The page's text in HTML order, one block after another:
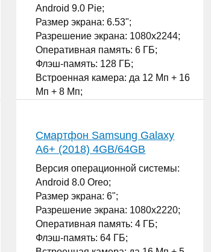
Android 9.0 Pie;
Размер экрана: 6.53";
Разрешение экрана: 1080x2244;
Оперативная память: 6 ГБ;
Флэш-память: 128 ГБ;
Встроенная камера: да 12 Мп + 16
Мп + 8 Мп;
Смартфон Samsung Galaxy
A6+ (2018) 4GB/64GB
Версия операционной системы:
Android 8.0 Oreo;
Размер экрана: 6";
Разрешение экрана: 1080x2220;
Оперативная память: 4 ГБ;
Флэш-память: 64 ГБ;